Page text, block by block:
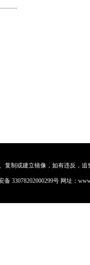
复制或建立镜像，如有违反，
备 33078202000299号 网址：